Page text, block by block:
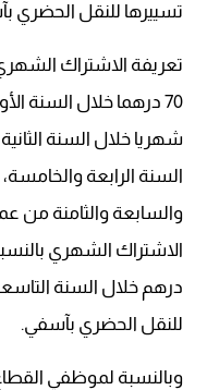
تسييرها للنقل الحضري
تعريفة الاشتراك
والسابعة والثامنة
درهم خلال السنة
للنقل الحضري بآسفي.
وبالنسبة لموظفي